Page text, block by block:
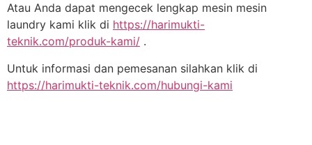
Atau Anda dapat mengecek lengkap mesin mesin
laundry kami klik di https://harimukti-
teknik.com/produk-kami/ .
Untuk informasi dan pemesanan silahkan klik di
https://harimukti-teknik.com/hubungi-kami